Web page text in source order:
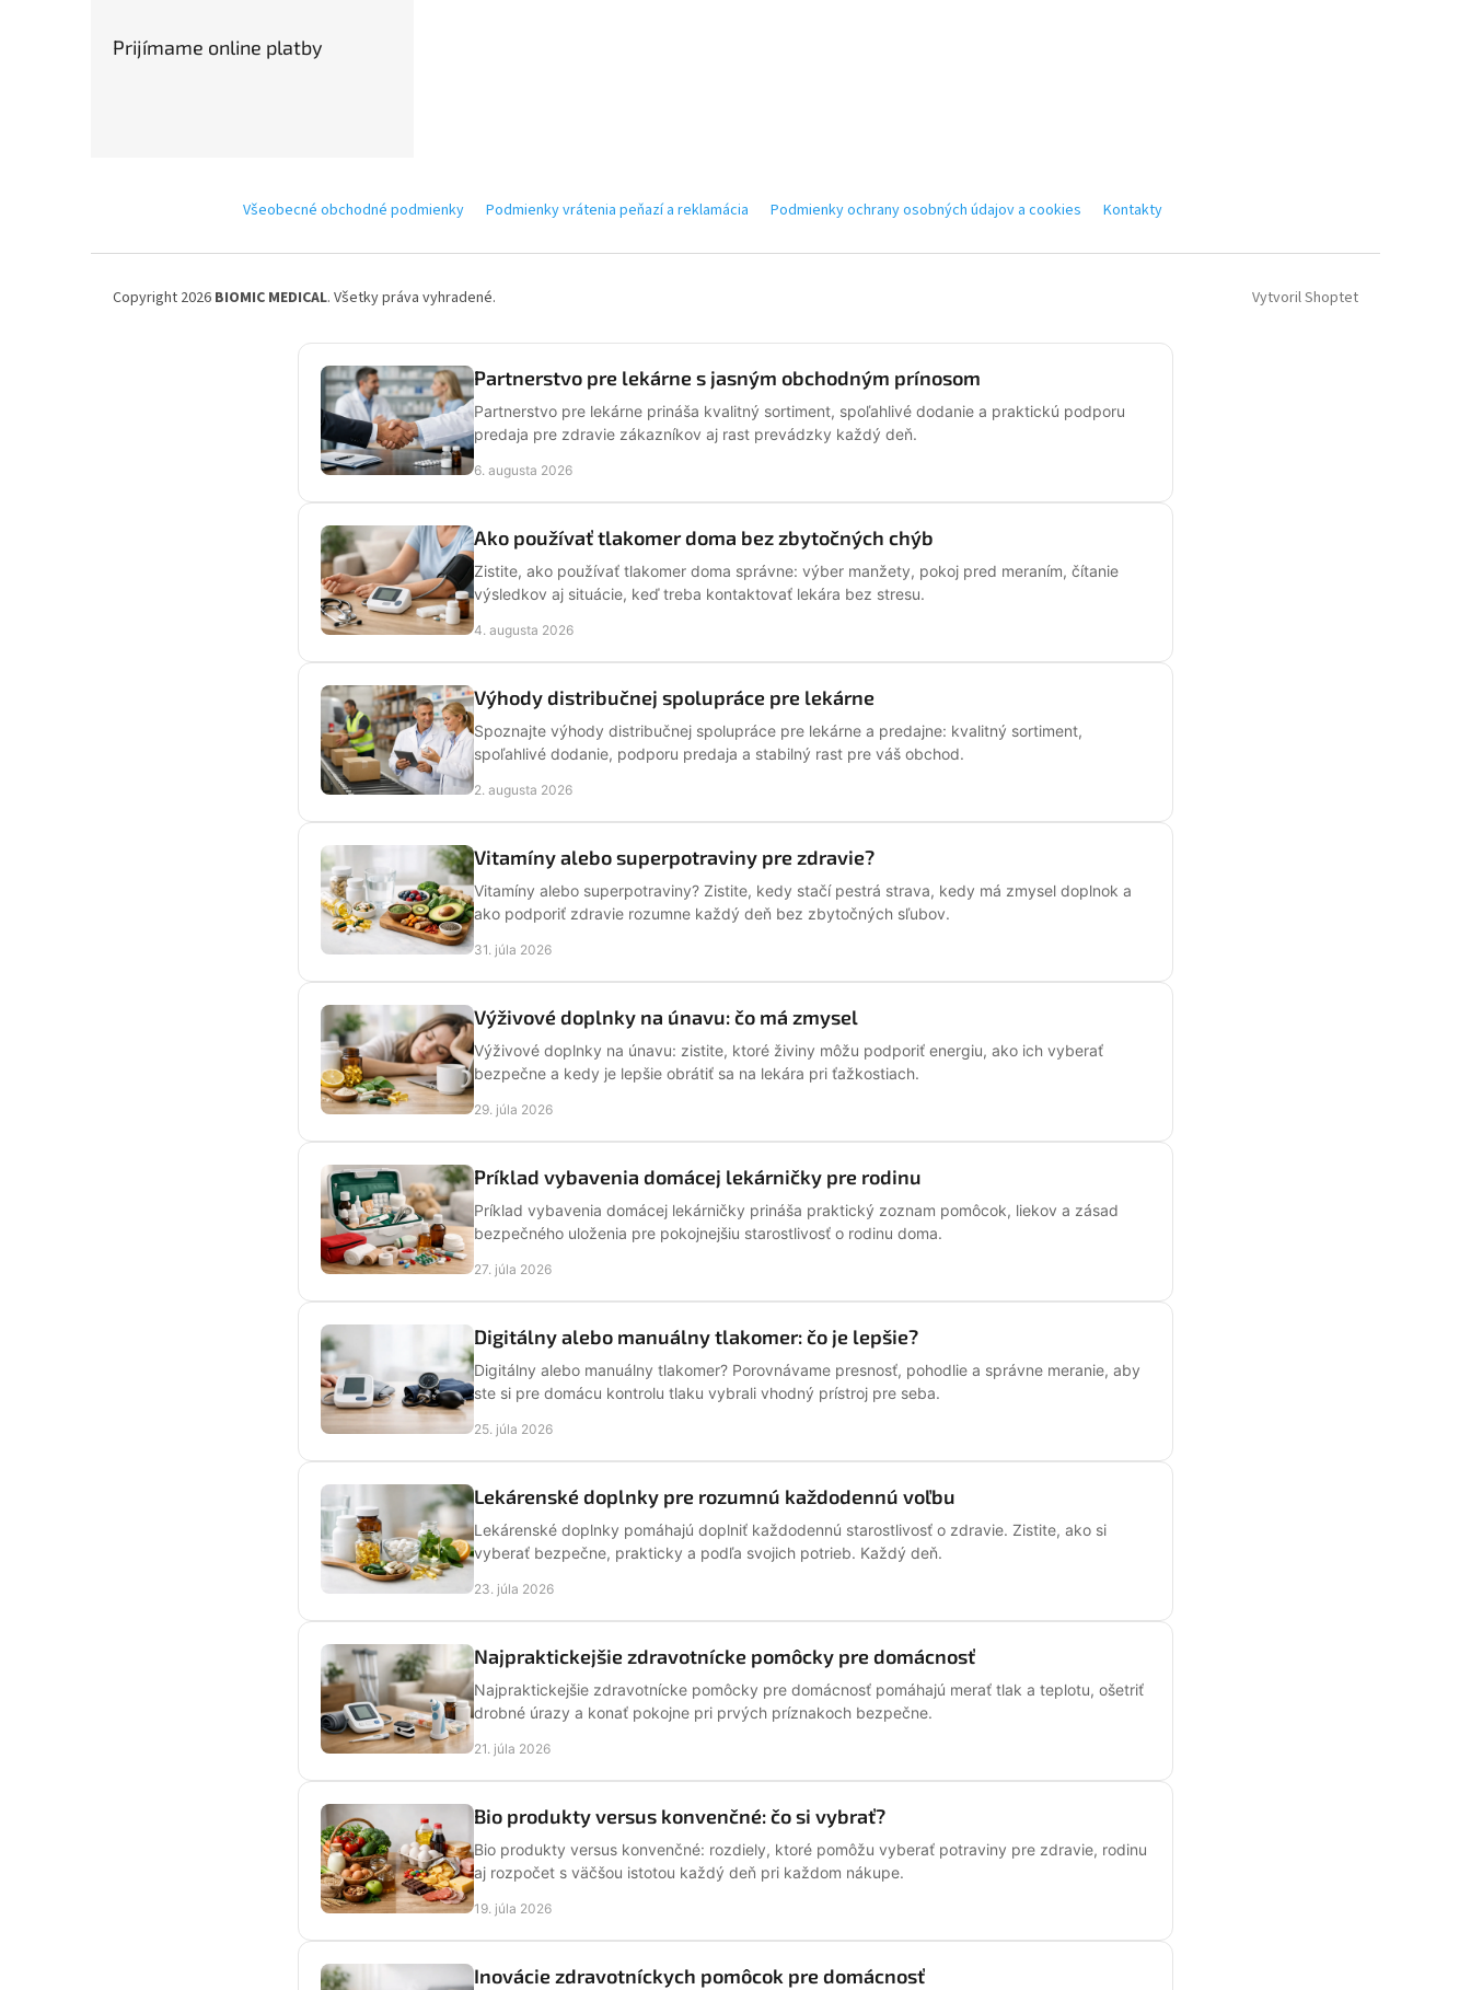
Prijímame online platby
Všeobecné obchodné podmienky Podmienky vrátenia peňazí a reklamácia Podmienky ochrany osobných údajov a cookies Kontakty
Vytvoril Shoptet
Copyright 2026 BIOMIC MEDICAL. Všetky práva vyhradené.
Partnerstvo pre lekárne s jasným obchodným prínosom
Partnerstvo pre lekárne prináša kvalitný sortiment, spoľahlivé dodanie a praktickú podporu
predaja pre zdravie zákazníkov aj rast prevádzky každý deň.
6. augusta 2026
Ako používať tlakomer doma bez zbytočných chýb
Zistite, ako používať tlakomer doma správne: výber manžety, pokoj pred meraním, čítanie
výsledkov aj situácie, keď treba kontaktovať lekára bez stresu.
4. augusta 2026
Výhody distribučnej spolupráce pre lekárne
Spoznajte výhody distribučnej spolupráce pre lekárne a predajne: kvalitný sortiment,
spoľahlivé dodanie, podporu predaja a stabilný rast pre váš obchod.
2. augusta 2026
Vitamíny alebo superpotraviny pre zdravie?
Vitamíny alebo superpotraviny? Zistite, kedy stačí pestrá strava, kedy má zmysel doplnok a
ako podporiť zdravie rozumne každý deň bez zbytočných sľubov.
31. júla 2026
Výživové doplnky na únavu: čo má zmysel
Výživové doplnky na únavu: zistite, ktoré živiny môžu podporiť energiu, ako ich vyberať
bezpečne a kedy je lepšie obrátiť sa na lekára pri ťažkostiach.
29. júla 2026
Príklad vybavenia domácej lekárničky pre rodinu
Príklad vybavenia domácej lekárničky prináša praktický zoznam pomôcok, liekov a zásad
bezpečného uloženia pre pokojnejšiu starostlivosť o rodinu doma.
27. júla 2026
Digitálny alebo manuálny tlakomer: čo je lepšie?
Digitálny alebo manuálny tlakomer? Porovnávame presnosť, pohodlie a správne meranie, aby
ste si pre domácu kontrolu tlaku vybrali vhodný prístroj pre seba.
25. júla 2026
Lekárenské doplnky pre rozumnú každodennú voľbu
Lekárenské doplnky pomáhajú doplniť každodennú starostlivosť o zdravie. Zistite, ako si
vyberať bezpečne, prakticky a podľa svojich potrieb. Každý deň.
23. júla 2026
Najpraktickejšie zdravotnícke pomôcky pre domácnosť
Najpraktickejšie zdravotnícke pomôcky pre domácnosť pomáhajú merať tlak a teplotu, ošetriť
drobné úrazy a konať pokojne pri prvých príznakoch bezpečne.
21. júla 2026
Bio produkty versus konvenčné: čo si vybrať?
Bio produkty versus konvenčné: rozdiely, ktoré pomôžu vyberať potraviny pre zdravie, rodinu
aj rozpočet s väčšou istotou každý deň pri každom nákupe.
19. júla 2026
Inovácie zdravotníckych pomôcok pre domácnosť